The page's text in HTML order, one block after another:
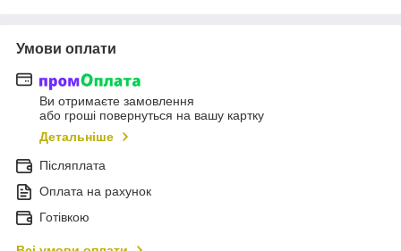
Умови оплати
Ви отримаєте замовлення
або гроші повернуться на вашу картку
Детальніше
Післяплата
Оплата на рахунок
Готівкою